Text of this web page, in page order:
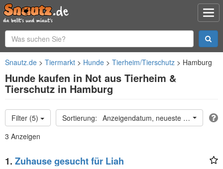
Snautz.de Tiermarkt Hunde Tierheim/Tierschutz Hamburg
Hunde kaufen in Not aus Tierheim &
Tierschutz in Hamburg
Filter (5)
Anzeigendatum, neueste oben
3 Anzeigen
1. Zuhause gesucht für Liah